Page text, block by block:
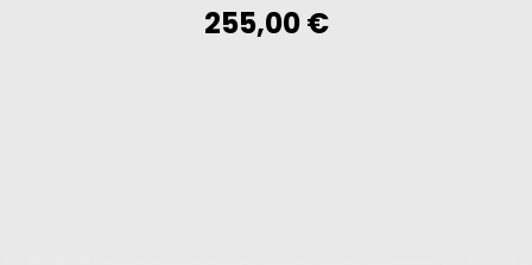
255,00€